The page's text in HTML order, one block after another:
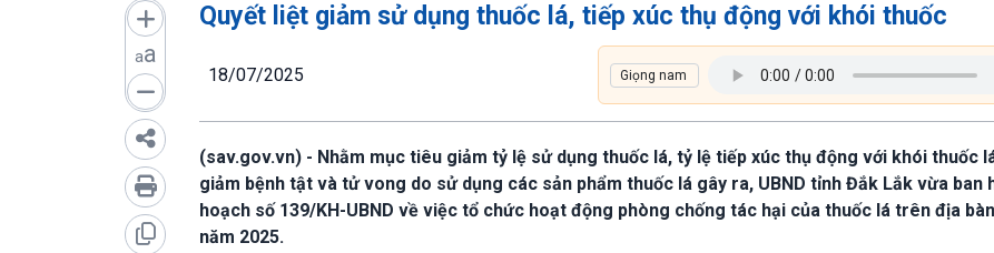
aa
Quyết liệt giảm sử dụng thuốc lá, tiếp xúc thụ động với khói thuốc
18/07/2025
(sav.gov.vn) - Nhằm mục tiêu giảm tỷ lệ sử dụng thuốc lá, tỷ lệ tiếp xúc thụ động với khói thuốc
giảm bệnh tật và tử vong do sử dụng các sản phẩm thuốc lá gây ra, UBND tỉnh Đắk Lắk vừa ban
hoạch số 139/KH-UBND về việc tổ chức hoạt động phòng chống tác hại của thuốc lá trên địa
năm 2025.